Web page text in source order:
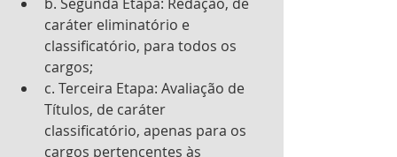
b. Segunda Etapa: Redação, de
caráter eliminatório e
classificatório, para todos os
cargos;
c. Terceira Etapa: Avaliação de
Títulos, de caráter
classificatório, apenas para os
cargos pertencentes às